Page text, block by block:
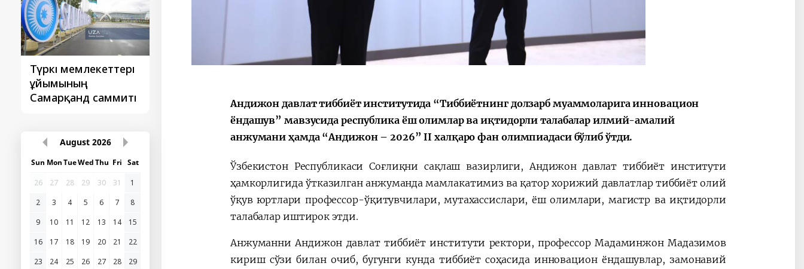
Түркі мемлекеттері
ұйымының
Самарқанд саммиті
‘Орталық Азия -
August 2026
Sun MonTueWedThu Fri Sat
26
27 28 29 30 31
1
2
3 4 5 6 7
8
9
10 11 12 13 14
15
16
17 18 19 20 21
22
23
24 25 26 27 28
29
Андижон давлат тиббиёт институтида “Тиббиётнинг долзарб муаммоларига инновацион
ёндашув” мавзусида республика ёш олимлар ва иқтидорли талабалар илмий-амалий
анжумани ҳамда “Андижон – 2026” II халқаро фан олимпиадаси бўлиб ўтди.
Ўзбекистон Республикаси Соғлиқни сақлаш вазирлиги, Андижон давлат тиббиёт институти
ҳамкорлигида ўтказилган анжуманда мамлакатимиз ва қатор хорижий давлатлар тиббиёт олий
ўқув юртлари профессор-ўқитувчилари, мутахассислари, ёш олимлари, магистр ва иқтидорли
талабалар иштирок этди.
Анжуманни Андижон давлат тиббиёт институти ректори, профессор Мадаминжон Мадазимов
кириш сўзи билан очиб, бугунги кунда тиббиёт соҳасида инновацион ёндашувлар, замонавий